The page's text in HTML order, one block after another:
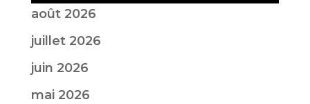
août 2026
juillet 2026
juin 2026
mai 2026